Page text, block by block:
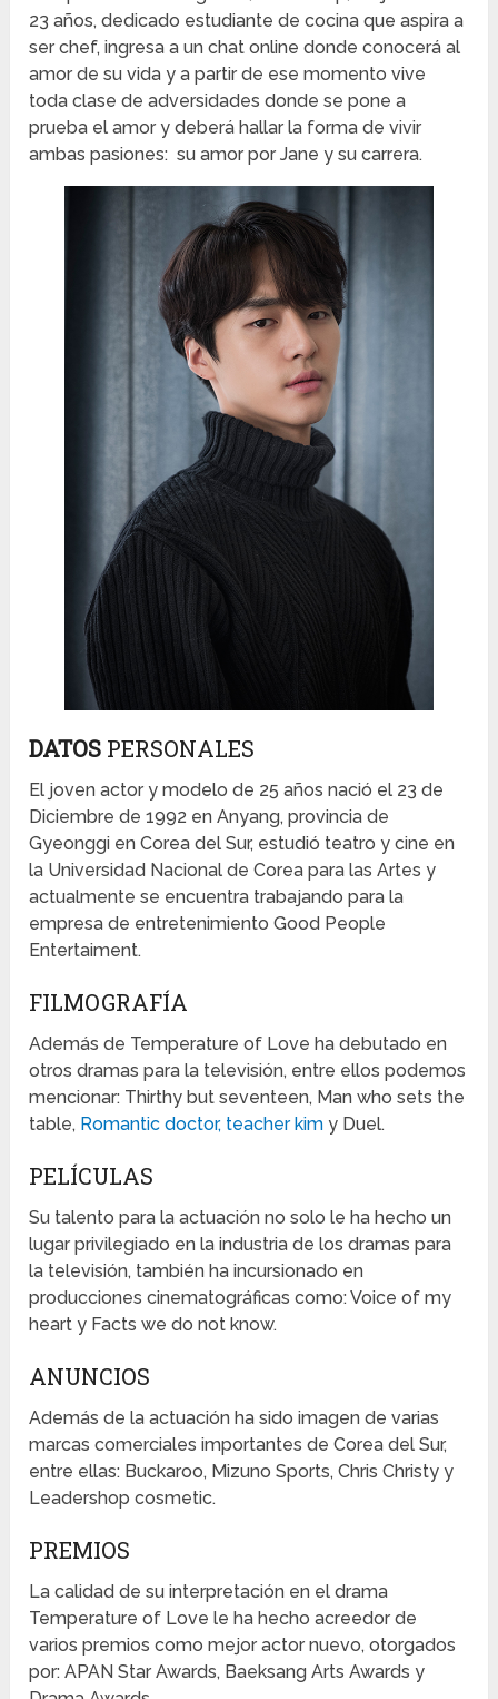
23 años, dedicado estudiante de cocina que aspira a
ser chef, ingresa a un chat online donde conocerá al
amor de su vida y a partir de ese momento vive
toda clase de adversidades donde se pone a
prueba el amor y deberá hallar la forma de vivir
ambas pasiones: su amor por Jane y su carrera.
DATOS PERSONALES
El joven actor y modelo de 25 años nació el 23 de
Diciembre de 1992 en Anyang, provincia de
Gyeonggi en Corea del Sur, estudió teatro y cine en
la Universidad Nacional de Corea para las Artes y
actualmente se encuentra trabajando para la
empresa de entretenimiento Good People
Entertaiment.
FILMOGRAFÍA
Además de Temperature of Love ha debutado en
otros dramas para la televisión, entre ellos podemos
mencionar: Thirthy but seventeen, Man who sets the
table, Romantic doctor, teacher kim y Duel.
PELÍCULAS
Su talento para la actuación no solo le ha hecho un
lugar privilegiado en la industria de los dramas para
la televisión, también ha incursionado en
producciones cinematográficas como: Voice of my
heart y Facts we do not know.
ANUNCIOS
Además de la actuación ha sido imagen de varias
marcas comerciales importantes de Corea del Sur,
entre ellas: Buckaroo, Mizuno Sports, Chris Christy y
Leadershop cosmetic.
PREMIOS
La calidad de su interpretación en el drama
Temperature of Love le ha hecho acreedor de
varios premios como mejor actor nuevo, otorgados
por: APAN Star Awards, Baeksang Arts Awards y